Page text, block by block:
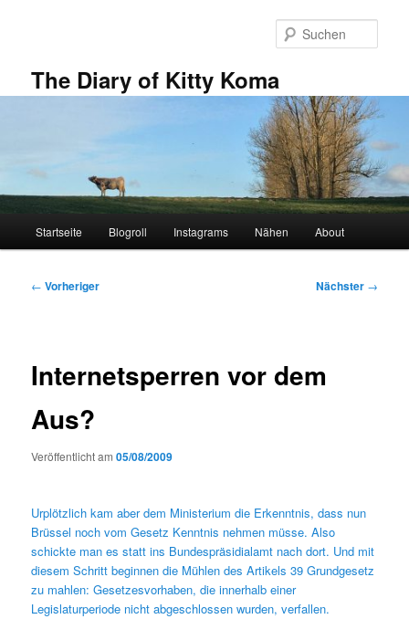
The Diary of Kitty Koma
Startseite Blogroll Instagrams Nähen About
Beitragsnavigation
← Vorheriger Nächster →
Internetsperren vor dem
Aus?
Veröffentlicht am05/08/2009
Urplötzlich kam aber dem Ministerium die Erkenntnis, dass nun
Brüssel noch vom Gesetz Kenntnis nehmen müsse. Also
schickte man es statt ins Bundespräsidialamt nach dort. Und mit
diesem Schritt beginnen die Mühlen des Artikels 39 Grundgesetz
zu mahlen: Gesetzesvorhaben, die innerhalb einer
Legislaturperiode nicht abgeschlossen wurden, verfallen.